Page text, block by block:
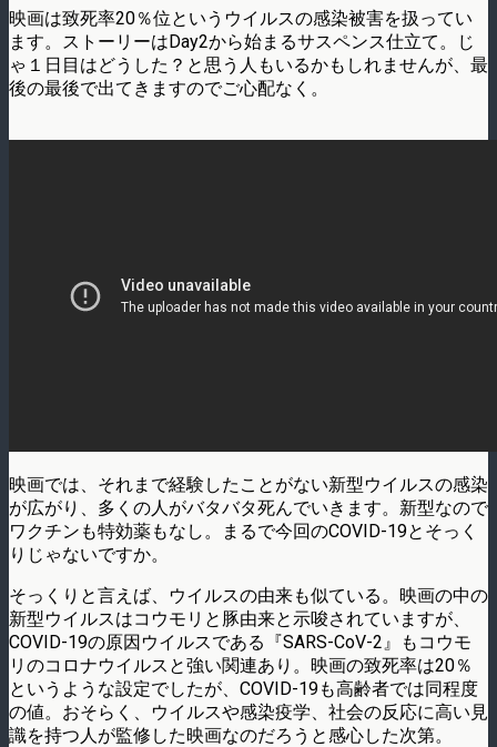
映画は致死率20％位というウイルスの感染被害を扱ってい
ます。ストーリーはDay2から始まるサスペンス仕立て。じ
ゃ１日目はどうした？と思う人もいるかもしれませんが、最
後の最後で出てきますのでご心配なく。
映画では、それまで経験したことがない新型ウイルスの感染
が広がり、多くの人がバタバタ死んでいきます。新型なので
ワクチンも特効薬もなし。まるで今回のCOVID-19とそっく
りじゃないですか。
そっくりと言えば、ウイルスの由来も似ている。映画の中の
新型ウイルスはコウモリと豚由来と示唆されていますが、
COVID-19の原因ウイルスである『SARS-CoV-2』もコウモ
リのコロナウイルスと強い関連あり。映画の致死率は20％
というような設定でしたが、COVID-19も高齢者では同程度
の値。おそらく、ウイルスや感染疫学、社会の反応に高い見
識を持つ人が監修した映画なのだろうと感心した次第。